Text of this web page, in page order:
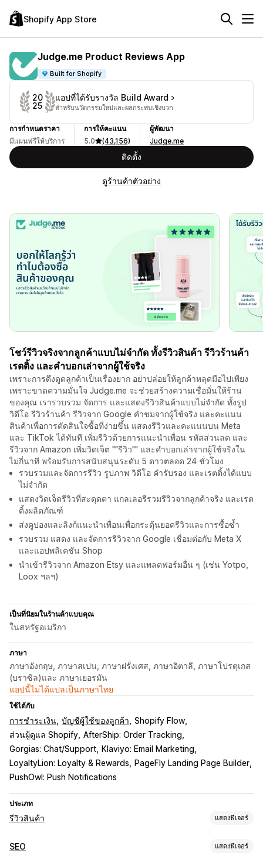
Shopify App Store
Judge.me Product Reviews App
Built for Shopify
20
25
แอปที่ได้รับรางวัล Build Award
สำหรับนวัตกรรมใหม่และผลกระทบเชิงบวก
การกำหนดราคา
มีแผนฟรีให้บริการ
การให้คะแนน
5.0
(43,156)
ผู้พัฒนา
Judge.me
ติดตั้ง
ดูร้านค้าตัวอย่าง
โชว์รีวิวจริงจากลูกค้าแบบไม่จำกัด ทั้งรีวิวสินค้า รีวิวร้านค้า
เรตติ้ง และคำบอกเล่าจากผู้ใช้จริง
เพราะการดึงดูดลูกค้าเป็นเรื่องยาก อย่าปล่อยให้ลูกค้าหลุดมือไปเพียง
เพราะขาดความมั่นใจ Judge.me จะช่วยสร้างความเชื่อมั่นให้ร้าน
ของคุณ เรารวบรวม จัดการ และแสดงรีวิวสินค้าแบบไม่จำกัด ทั้งรูป
วิดีโอ รีวิวร้านค้า รีวิวจาก Google คำชมจากผู้ใช้จริง และคะแนน
สินค้าเพื่อการตัดสินใจซื้อที่ง่ายขึ้น แสดงรีวิวและคะแนนบน Meta
และ TikTok ได้ทันที เพิ่มรีวิวด้วยการแนะนำเพื่อน รหัสส่วนลด และ
รีวิวจาก Amazon เพิ่มวิดเจ็ต ""รีวิว"" และคำบอกเล่าจากผู้ใช้จริงใน
ไม่กี่นาที พร้อมรับการสนับสนุนระดับ 5 ดาวตลอด 24 ชั่วโมง
รวบรวมและจัดการรีวิว รูปภาพ วิดีโอ คำรับรอง และเรตติ้งได้แบบ
ไม่จำกัด
แสดงวิดเจ็ตรีวิวที่สะดุดตา แกลเลอรีรวมรีวิวจากลูกค้าจริง และเรต
ติ้งผลิตภัณฑ์
ส่งคูปองและลิงก์แนะนำเพื่อนเพื่อกระตุ้นยอดรีวิวและการซื้อซ้ำ
รวบรวม แสดง และจัดการรีวิวจาก Google เชื่อมต่อกับ Meta X
และแอปพลิเคชัน Shop
นำเข้ารีวิวจาก Amazon Etsy และแพลตฟอร์มอื่น ๆ (เช่น Yotpo,
Loox ฯลฯ)
เป็นที่นิยมในร้านค้าแบบคุณ
ในสหรัฐอเมริกา
ภาษา
ภาษาอังกฤษ, ภาษาสเปน, ภาษาฝรั่งเศส, ภาษาอิตาลี, ภาษาโปรตุเกส
(บราซิล)และ ภาษาเยอรมัน
แอปนี้ไม่ได้แปลเป็นภาษาไทย
ใช้ได้กับ
การชำระเงิน บัญชีผู้ใช้ของลูกค้า Shopify Flow
ส่วนผู้ดูแล Shopify AfterShip: Order Tracking
Gorgias: Chat/Support
Klaviyo: Email Marketing
LoyaltyLion: Loyalty & Rewards
PageFly Landing Page Builder
PushOwl: Push Notifications
ประเภท
รีวิวสินค้า แสดงฟีเจอร์
ตัวเลือกการแสดงผล
SEO แสดงฟีเจอร์